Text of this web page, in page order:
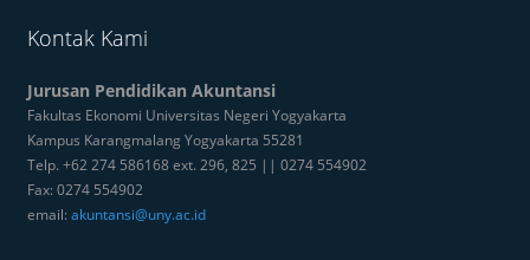
Kontak Kami
Jurusan Pendidikan Akuntansi
Fakultas Ekonomi Universitas Negeri Yogyakarta
Kampus Karangmalang Yogyakarta 55281
Telp. +62 274 586168 ext. 296, 825 || 0274 554902
Fax: 0274 554902
email:akuntansi@uny.ac.id